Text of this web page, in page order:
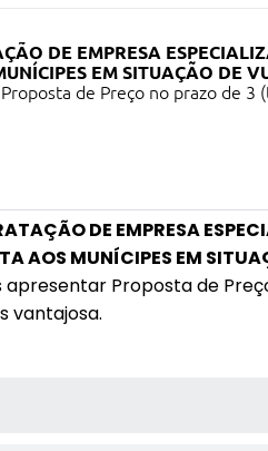
DE EMPRESA
EM SITUAÇÃO DE
de Preço no prazo de 3
DE EMPRESA
AOS MUNÍCIPES EM
Proposta de
vantajosa.